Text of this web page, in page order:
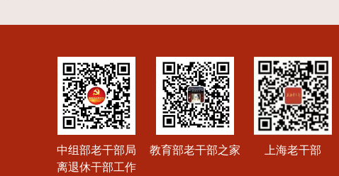
中组部老干部局
离退休干部工作
教育部老干部之家 上海老干部